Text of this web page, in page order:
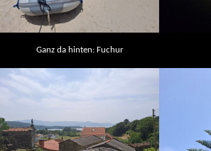
Ganz da hinten: Fuchur